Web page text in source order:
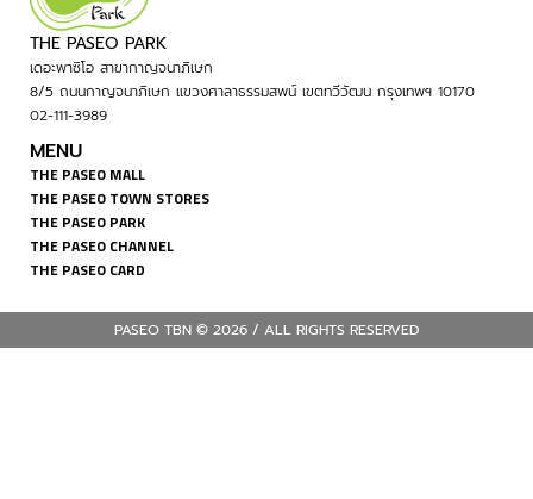
THE PASEO PARK
เดอะพาซิโอ สาขากาญจนาภิเษก
8/5 ถนนกาญจนาภิเษก แขวงศาลาธรรมสพน์ เขตทวีวัฒน กรุงเทพฯ 10170
02-111-3989
MENU
THE PASEO MALL
THE PASEO TOWN STORES
THE PASEO PARK
THE PASEO CHANNEL
THE PASEO CARD
PASEO TBN © 2026 / ALL RIGHTS RESERVED